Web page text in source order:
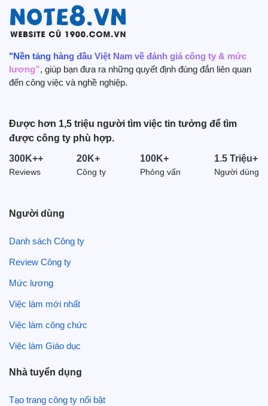
"Nền tảng hàng đầu Việt Nam về đánh giá công ty & mức
lương”, giúp bạn đưa ra những quyết định đúng đắn liên quan
đến công việc và nghề nghiệp.
Được hơn 1,5 triệu người tìm việc tin tưởng để tìm
được công ty phù hợp.
300K++
Reviews
20K+
Công ty
100K+
Phỏng vấn
1.5 Triệu+
Người dùng
Người dùng
Danh sách Công ty
Review Công ty
Mức lương
Việc làm mới nhất
Việc làm công chức
Việc làm Giáo dục
Nhà tuyển dụng
Tạo trang công ty nổi bật